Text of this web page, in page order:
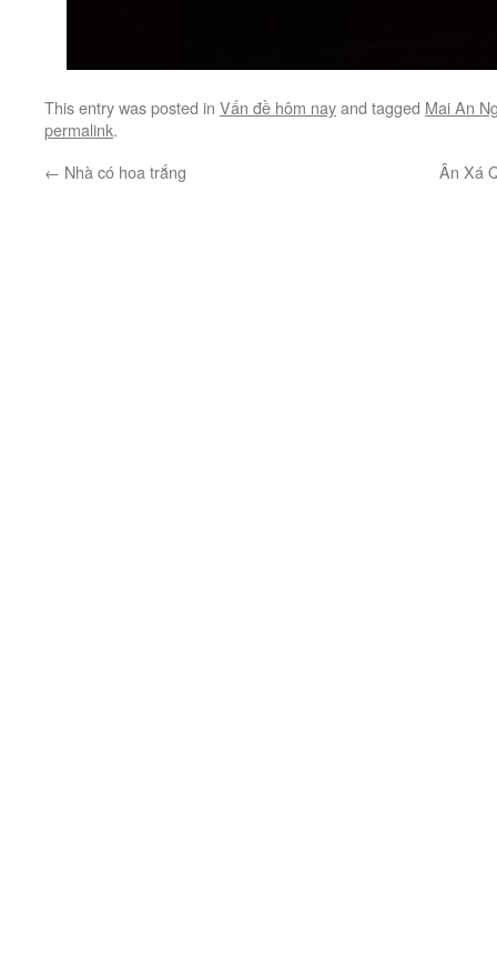
This entry was posted in Vấn đề hôm nayand tagged Mai An
permalink.
← Nhà có hoa trắng Ân Xá